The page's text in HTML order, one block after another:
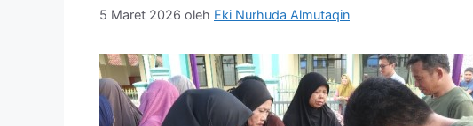
5 Maret 2026 oleh Eki Nurhuda Almutaqin